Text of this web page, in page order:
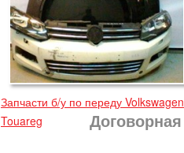
Запчасти б/у по переду Volkswagen
Touareg
Договорная